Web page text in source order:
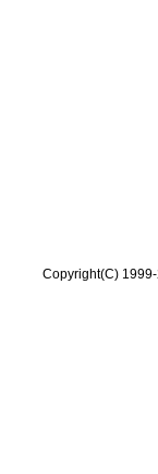
Copyright(C)